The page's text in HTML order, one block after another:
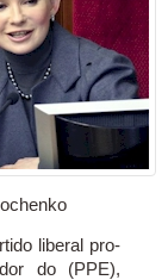
liberal pro-
do (PPE),